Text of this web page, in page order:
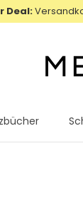
Deal: